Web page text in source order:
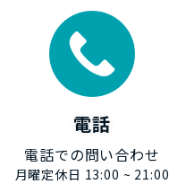
電話
電話での問い合わせ
月曜定休日 13:00 ~ 21:00